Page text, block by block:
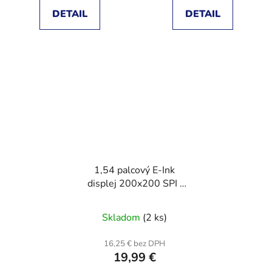
DETAIL DETAIL
1,54 palcový E-Ink
displej 200x200 SPI ,
Raspberry PI ESP32
čierny
Skladom (2 ks)
16,25 € bez DPH
19,99 €